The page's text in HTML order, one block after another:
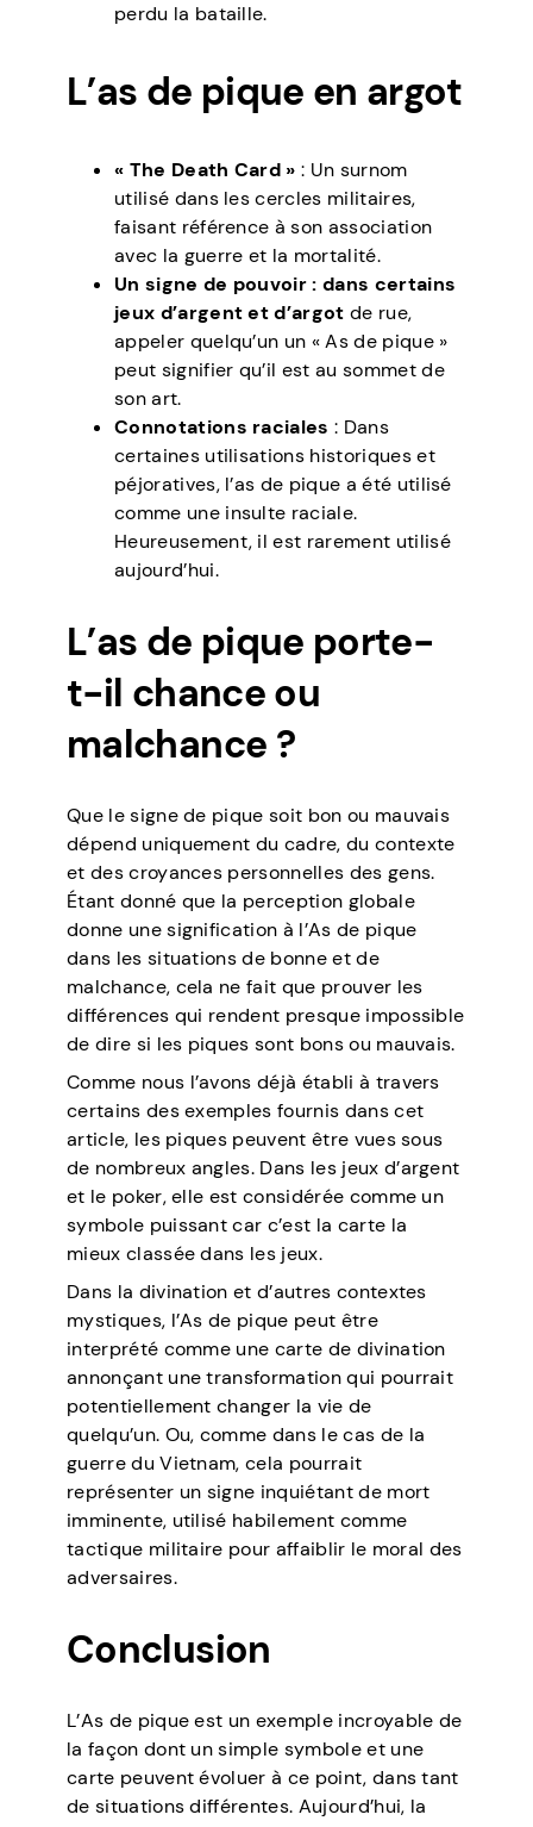
perdu la bataille.
L’as de pique en argot
« The Death Card » : Un surnom
utilisé dans les cercles militaires,
faisant référence à son association
avec la guerre et la mortalité.
Un signe de pouvoir : dans certains
jeux d’argent et d’argot de rue,
appeler quelqu’un un « As de pique »
peut signifier qu’il est au sommet de
son art.
Connotations raciales : Dans
certaines utilisations historiques et
péjoratives, l’as de pique a été utilisé
comme une insulte raciale.
Heureusement, il est rarement utilisé
aujourd’hui.
L’as de pique porte-
t-il chance ou
malchance ?
Que le signe de pique soit bon ou mauvais
dépend uniquement du cadre, du contexte
et des croyances personnelles des gens.
Étant donné que la perception globale
donne une signification à l’As de pique
dans les situations de bonne et de
malchance, cela ne fait que prouver les
différences qui rendent presque impossible
de dire si les piques sont bons ou mauvais.
Comme nous l’avons déjà établi à travers
certains des exemples fournis dans cet
article, les piques peuvent être vues sous
de nombreux angles. Dans les jeux d’argent
et le poker, elle est considérée comme un
symbole puissant car c’est la carte la
mieux classée dans les jeux.
Dans la divination et d’autres contextes
mystiques, l’As de pique peut être
interprété comme une carte de divination
annonçant une transformation qui pourrait
potentiellement changer la vie de
quelqu’un. Ou, comme dans le cas de la
guerre du Vietnam, cela pourrait
représenter un signe inquiétant de mort
imminente, utilisé habilement comme
tactique militaire pour affaiblir le moral des
adversaires.
Conclusion
L’As de pique est un exemple incroyable de
la façon dont un simple symbole et une
carte peuvent évoluer à ce point, dans tant
de situations différentes. Aujourd’hui, la